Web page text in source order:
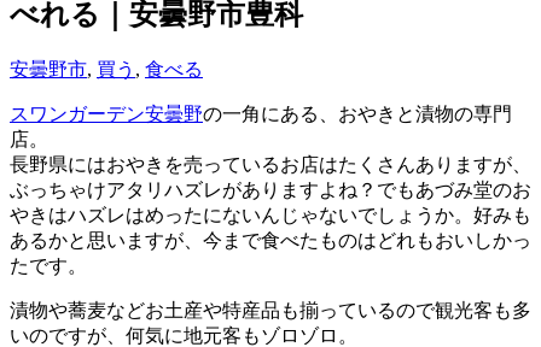
べれる｜安曇野市豊科
安曇野市, 買う , 食べる
スワンガーデン安曇野の一角にある、おやきと漬物の専門
店。
長野県にはおやきを売っているお店はたくさんありますが、
ぶっちゃけアタリハズレがありますよね？でもあづみ堂のお
やきはハズレはめったにないんじゃないでしょうか。好みも
あるかと思いますが、今まで食べたものはどれもおいしかっ
たです。
漬物や蕎麦などお土産や特産品も揃っているので観光客も多
いのですが、何気に地元客もゾロゾロ。